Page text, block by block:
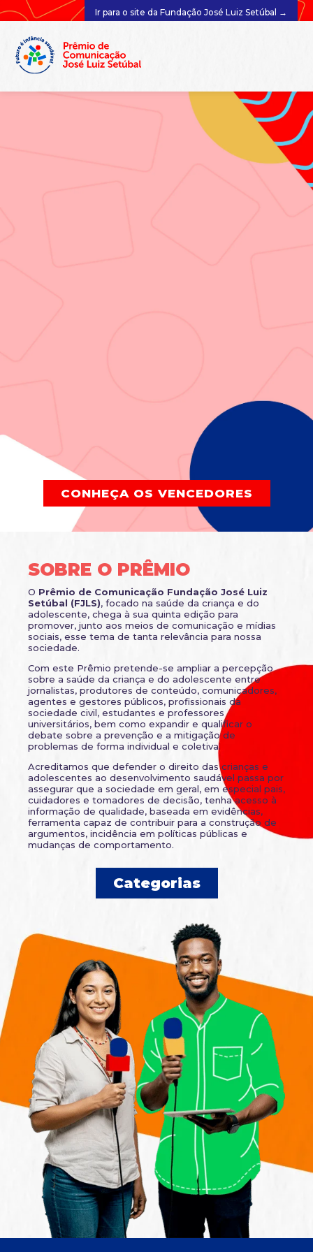
Ir para o site da Fundação José Luiz Setúbal →
CONHEÇA OS VENCEDORES
SOBRE O PRÊMIO
O Prêmio de Comunicação Fundação José Luiz
Setúbal (FJLS), focado na saúde da criança e do
adolescente, chega à sua quinta edição para
promover, junto aos meios de comunicação e mídias
sociais, esse tema de tanta relevância para nossa
sociedade.
Com este Prêmio pretende-se ampliar a percepção
sobre a saúde da criança e do adolescente entre
jornalistas, produtores de conteúdo, comunicadores,
agentes e gestores públicos, profissionais da
sociedade civil, estudantes e professores
universitários, bem como expandir e qualificar o
debate sobre a prevenção e a mitigação de
problemas de forma individual e coletiva.
Acreditamos que defender o direito das crianças e
adolescentes ao desenvolvimento saudável passa por
assegurar que a sociedade em geral, em especial pais,
cuidadores e tomadores de decisão, tenha acesso à
informação de qualidade, baseada em evidências,
ferramenta capaz de contribuir para a construção de
argumentos, incidência em políticas públicas e
mudanças de comportamento.
Categorias